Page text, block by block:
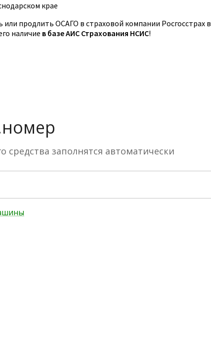
крае
продлить ОСАГО в страховой компании Росгосстрах в
наличие в базе АИС Страхования НСИС!